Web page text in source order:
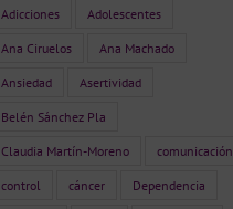
Adicciones Adolescentes
Ana Ciruelos Ana Machado
Ansiedad Asertividad
Belén Sánchez Pla
Claudia Martín-Moreno comunicación
control cáncer Dependencia